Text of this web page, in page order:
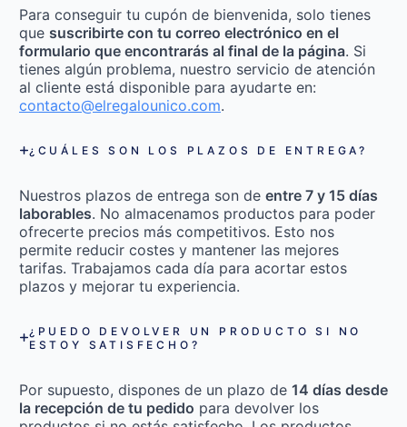
Para conseguir tu cupón de bienvenida, solo tienes
que suscribirte con tu correo electrónico en el
formulario que encontrarás al final de la página. Si
tienes algún problema, nuestro servicio de atención
al cliente está disponible para ayudarte en:
contacto@elregalounico.com.
¿CUÁLES SON LOS PLAZOS DE ENTREGA?
Nuestros plazos de entrega son de entre 7 y 15 días
laborables. No almacenamos productos para poder
ofrecerte precios más competitivos. Esto nos
permite reducir costes y mantener las mejores
tarifas. Trabajamos cada día para acortar estos
plazos y mejorar tu experiencia.
¿PUEDO DEVOLVER UN PRODUCTO SI NO
ESTOY SATISFECHO?
Por supuesto, dispones de un plazo de 14 días desde
la recepción de tu pedido para devolver los